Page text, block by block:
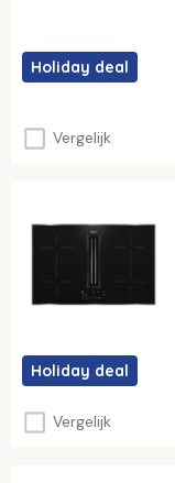
Holiday deal
Vergelijk
Holiday deal
Vergelijk